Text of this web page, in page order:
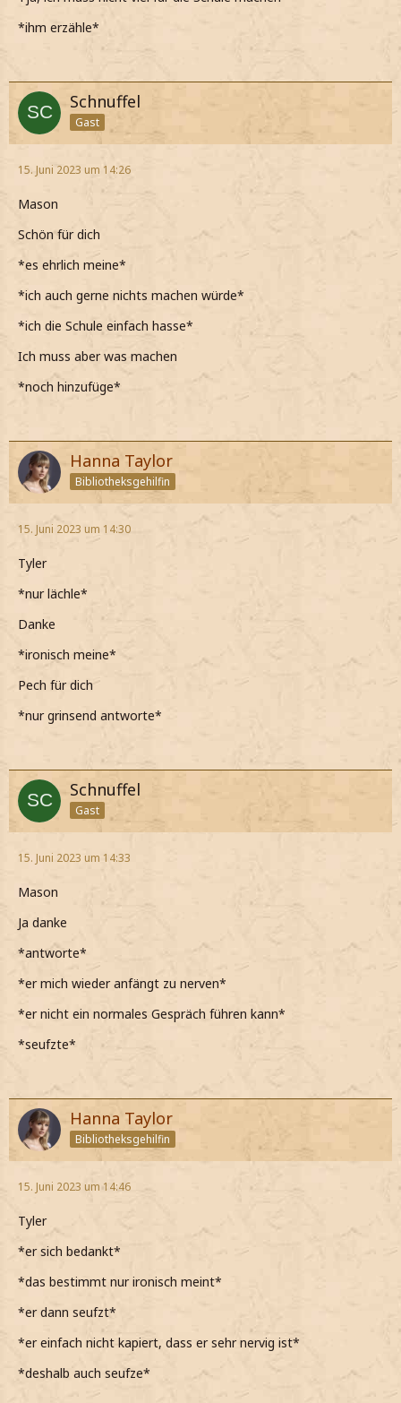
*ihm erzähle*
Schnuffel
Gast
15. Juni 2023 um 14:26
Mason
Schön für dich
*es ehrlich meine*
*ich auch gerne nichts machen würde*
*ich die Schule einfach hasse*
Ich muss aber was machen
*noch hinzufüge*
Hanna Taylor
Bibliotheksgehilfin
15. Juni 2023 um 14:30
Tyler
*nur lächle*
Danke
*ironisch meine*
Pech für dich
*nur grinsend antworte*
Schnuffel
Gast
15. Juni 2023 um 14:33
Mason
Ja danke
*antworte*
*er mich wieder anfängt zu nerven*
*er nicht ein normales Gespräch führen kann*
*seufzte*
Hanna Taylor
Bibliotheksgehilfin
15. Juni 2023 um 14:46
Tyler
*er sich bedankt*
*das bestimmt nur ironisch meint*
*er dann seufzt*
*er einfach nicht kapiert, dass er sehr nervig ist*
*deshalb auch seufze*